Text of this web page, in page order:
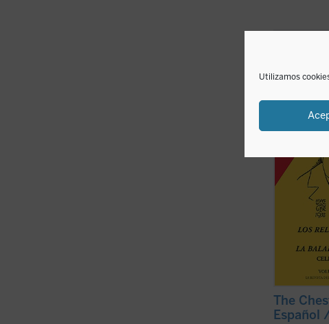
Utilizamos
The
Cultura
el R. P. Ian
interés en
The
Español